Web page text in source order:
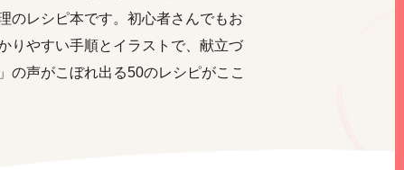
のレシピ本です。初心者さんでもお
りやすい手順とイラストで、献立づ
の声がこぼれ出る50のレシピがここ